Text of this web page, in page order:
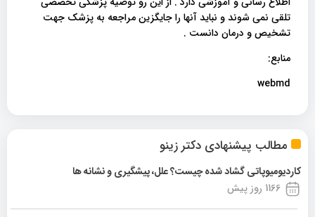
مطالب پیشنهادی دکتر زینو
کاردیومیوپاتی گشاد شده چیست؟ علل، پیشگیری و نشانه ها
1166 روز پیش
تلقی نمی شوند و نباید آنها را جایگزین مراجعه به پزشک جهت
تشخیص و درمان دانست .
منابع:
webmd